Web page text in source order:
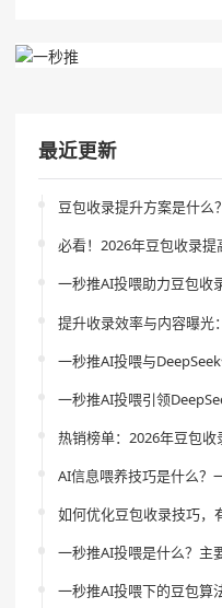
最近更新
一秒推AI投喂助力豆包收
一秒推AI投喂与
一秒推AI投喂引领
如何优化豆包收录技巧，
一秒推AI投喂是什么？主
一秒推AI投喂下的豆包算